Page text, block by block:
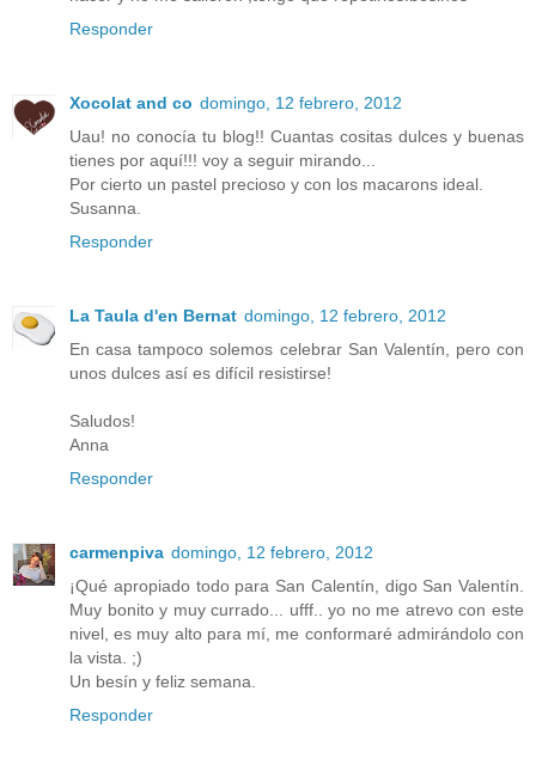
Responder
Xocolat and co domingo, 12 febrero, 2012
Uau! no conocía tu blog!! Cuantas cositas dulces y buenas
tienes por aquí!!! voy a seguir mirando...
Por cierto un pastel precioso y con los macarons ideal.
Susanna.
Responder
La Taula d'en Bernat domingo, 12 febrero, 2012
En casa tampoco solemos celebrar San Valentín, pero con
unos dulces así es difícil resistirse!
Saludos!
Anna
Responder
carmenpiva domingo, 12 febrero, 2012
¡Qué apropiado todo para San Calentín, digo San Valentín.
Muy bonito y muy currado... ufff.. yo no me atrevo con este
nivel, es muy alto para mí, me conformaré admirándolo con
la vista. ;)
Un besín y feliz semana.
Responder